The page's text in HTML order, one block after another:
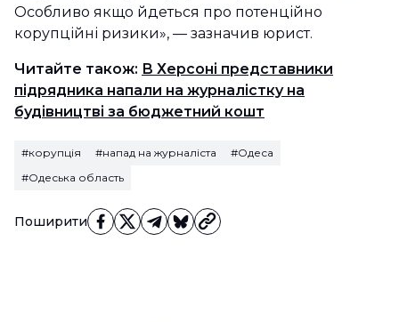
Поширити
Особливо якщо йдеться про потенційно
корупційні ризики», — зазначив юрист.
Читайте також: В Херсоні представники
підрядника напали на журналістку на
будівництві за бюджетний кошт
#корупція #напад на журналіста
#Одеса
#Одеська область